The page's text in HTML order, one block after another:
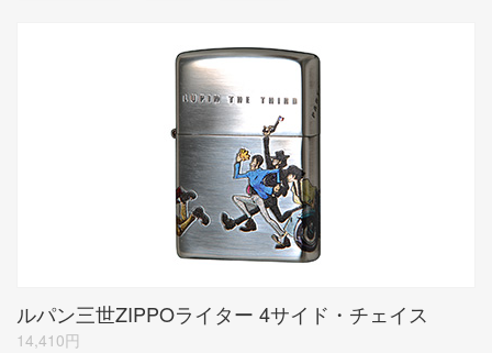
ルパン三世ZIPPOライター 4サイド・チェイス
14,410円